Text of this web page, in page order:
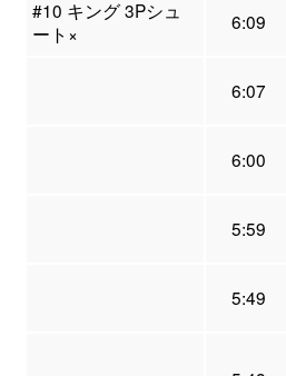
#10 キング 3Pシュ
ート×
6:09
6:07
6:00
5:59
5:49